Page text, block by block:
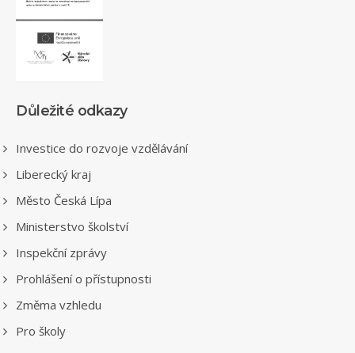
Důležité odkazy
Investice do rozvoje vzdělávání
Liberecký kraj
Město Česká Lípa
Ministerstvo školství
Inspekční zprávy
Prohlášení o přístupnosti
Změma vzhledu
Pro školy